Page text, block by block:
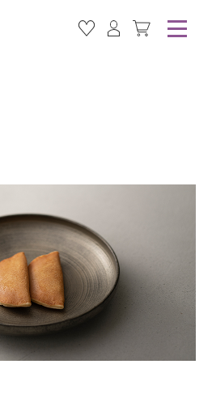
お気に入り商品
ログイン カート